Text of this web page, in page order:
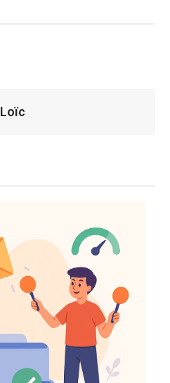
Loïc